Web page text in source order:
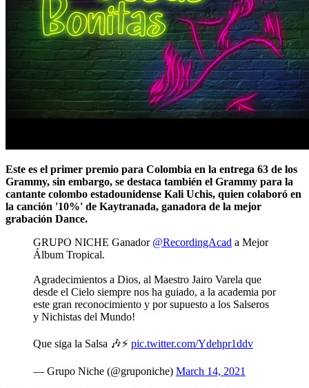
Este es el primer premio para Colombia en la entrega 63 de los
Grammy, sin embargo, se destaca también el Grammy para la
cantante colombo estadounidense Kali Uchis, quien colaboró en
la canción '10%' de Kaytranada, ganadora de la mejor
grabación Dance.
GRUPO NICHE Ganador @RecordingAcad a Mejor
Álbum Tropical.
Agradecimientos a Dios, al Maestro Jairo Varela que
desde el Cielo siempre nos ha guiado, a la academia por
este gran reconocimiento y por supuesto a los Salseros
y Nichistas del Mundo!
Que siga la Salsa 🎶⚡ pic.twitter.com/Ydehpr1ddv
— Grupo Niche (@gruponiche) March 14, 2021